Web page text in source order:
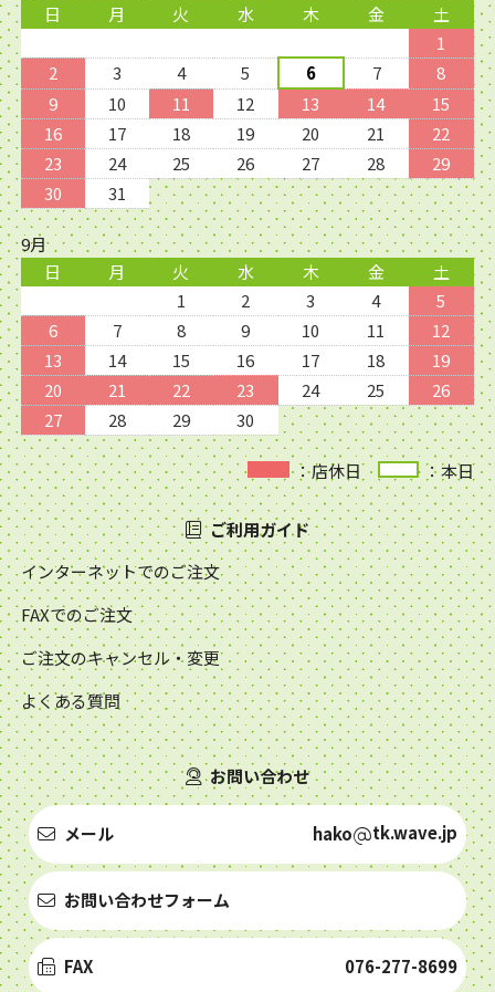
日
月 火 水 木 金
土
1
2
3 4 5 6 7
8
9
10 11 12 13 14
15
16
17 18 19 20 21
22
23
24 25 26 27 28
29
30
31
9月
日
月 火 水 木 金
土
1
2 3 4
5
6
7 8 9 10 11
12
13
14 15 16 17 18
19
20
21 22 23 24 25
26
27
28 29 30
：店休日 ：本日
ご利用ガイド
インターネットでのご注文
FAXでのご注文
ご注文のキャンセル・変更
よくある質問
お問い合わせ
メール hako tk.wave.jp
お問い合わせフォーム
FAX 076-277-8699